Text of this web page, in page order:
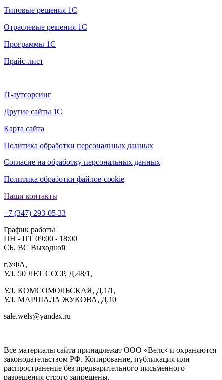
Типовые решения 1С
Отраслевые решения 1С
Программы 1С
Прайс-лист
IT-аутсорсинг
Другие сайты 1С
Карта сайта
Политика обработки персональных данных
Согласие на обработку персональных данных
Политика обработки файлов cookie
Наши контакты
+7 (347) 293-05-33
График работы:
ПН - ПТ 09:00 - 18:00
СБ, ВС Выходной
г.УФА,
УЛ. 50 ЛЕТ СССР, Д.48/1,
УЛ. КОМСОМОЛЬСКАЯ, Д.1/1,
УЛ. МАРШАЛА ЖУКОВА, Д.10
sale.wels@yandex.ru
Все материалы сайта принадлежат ООО «Велс» и охраняются
законодательством РФ. Копирование, публикация или
распространение без предварительного письменного
разрешения строго запрещены.